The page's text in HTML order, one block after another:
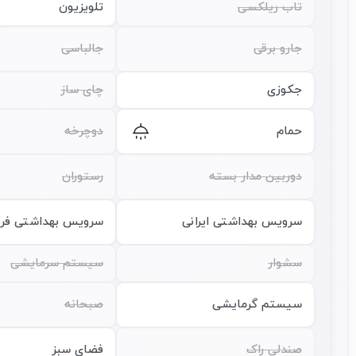
تاب ریلکسی تلویزیون
جارو برقی جالباسی
جکوزی چای ساز
حمام دوچرخه
دوربین مدار بسته رستوران
سرویس بهداشتی ایرانی سرویس بهداشتی
سشوار سیستم سرمایشی
سیستم گرمایشی صبحانه
صندلی راک فضای سبز